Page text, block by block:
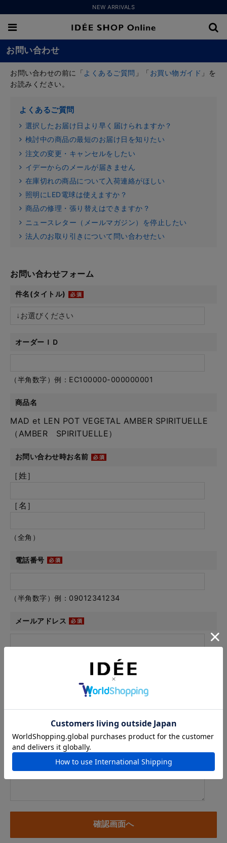
NEW ARRIVALS
お問い合わせ
お問い合わせの前に「よくあるご質問 」「お買い物ガイド 」を
お読みください。
よくあるご質問
選択したお届け日より早く届けられますか？
検討中の商品の最短のお届け日を知りたい
注文の変更・キャンセルをしたい
イデーからのメールが届きません
在庫切れの商品について入荷連絡がほしい
照明にLED電球は使えますか？
商品の修理・張り替えはできますか？
ニュースレター（メールマガジン）を停止したい
法人のお取り引きについて問い合わせたい
お問い合わせフォーム
件名(タイトル)
オーダーＩＤ
（半角数字）例：EC100000-000000001
商品名
MAD et LEN POT VEGETAL AMBER SPIRITUELLE
（AMBER SPIRITUELLE）
お問い合わせ時お名前
［姓］
［名］
（全角）
電話番号
（半角数字）例：09012341234
メールアドレス
※「.@ (@の前にドット)」、「.. (ドット2つ)」を含むメール
アドレスはご利用いただけません
※商品に関するお問い合わせ、納期・お届けに関するお問い合
わせの場合には、お住まいの都道府県を必ずご記入ください。